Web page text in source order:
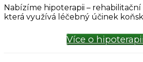
Nabízíme hipoterapii –
která využívá léčebný účinek
Více o